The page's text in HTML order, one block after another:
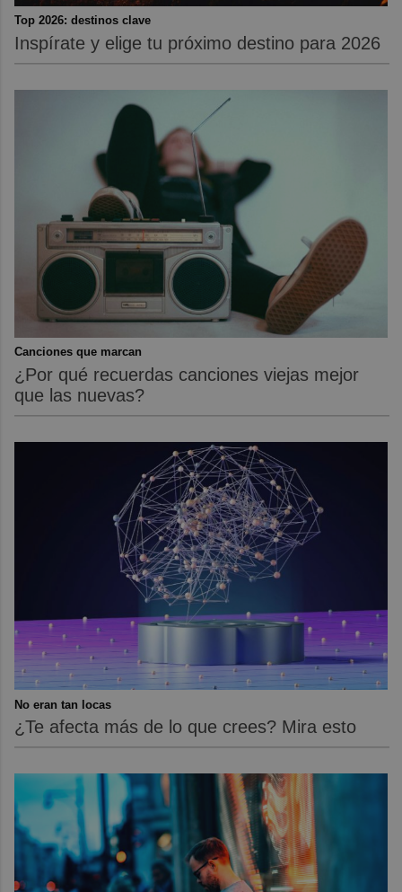
Top 2026: destinos clave
Inspírate y elige tu próximo destino para 2026
Canciones que marcan
¿Por qué recuerdas canciones viejas mejor
que las nuevas?
No eran tan locas
¿Te afecta más de lo que crees? Mira esto